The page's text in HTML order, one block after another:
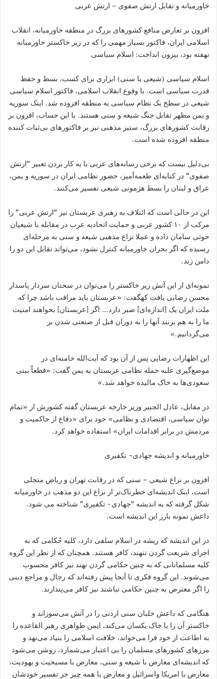
خاورمیانه و تقابل ارتش صفوی – ارتش عربی
افزون بر تعارض منافع کشورهای بزرگ در منطقه خاورمیانه، انقلاب
اسلامی ایران، فاکتور بسیار مهمی را که در زیر خاکستر خاورمیانه
نهفته بود، بیرون انداخت: اسلام سیاسی
اسلام سیاسی (شیعی یا سنی) ابزاری برای کسب، بسط و حفظ
قدرت سیاسی است. با وقوع انقلاب اسلامی، فاکتور اسلام سیاسی
شیعی در سطح یک نظام سیاسی به منطقه افزوده شد. اینک سوریه
و یمن مظهر تقابل جنگ شیعه و سنی هستند. با این حساب، افزون بر
رقابت کشورهای بزرگ، ستیز مذهبی نیز بر فاکتورهای بی‌ثبات کننده
منطقه افزوده شده است.
بی‌دلیل نیست که برخی رسانه‌های عربی با به کار بردن تعبیر “ارتش
صفوی” در کنایه‌ای طعمه‌آمیز، حضور نظامی ایران در سوریه و یمن،
عراق و لبنان را بسط هژمونی شیعی تفسیر می‌کنند.
این در حالی است که ائتلاف به رهبری عربستان نیز “ارتش عربی” را
مرکب از ۱۰ کشور عربی و حمایت اتحادیه عرب در مقابله با شیعیان
حوثی سامان داده و عملا نزاع مذهبی شیعه و سنی به مرحله‌ای
رسیده که اگر بحران خاورمیانه کنترل نشود، می‌تواند تقابل این دو را
دامن زند.
نمونه‌ای از این آتش زیر خاکستر را می‌توان در سخنان سردار پاسدار
محسن رضایی یافت کهگفت: «عربستان باید مراقب باشد چرا که
ملت ایران یک [اندازه‌ای] صبر دارد… اگر [عربستان] بخواهند امنیت
ما را به هم بزنند آنها را به دوران قبل از صنعتی شدن بر
می‌گردانیم.»
این اظهارات رضایی پس از آن بود که آیت‌الله خامنه‌ای در
موضع‌گیری علیه حمله نظامی عربستان به یمن گفت: «قطعاً بینی
سعودی‌ها به خاک مالیده خواهد شد.»
در مقابل، عادل الجبیر وزیر خارجه عربستان گفته کشورش از «تمام
توان سیاسی، اقتصادی و نظامی» خود برای «دفاع از حاکمیت و
مردمش در برابر اقدامات ایران» استفاده خواهد کرد.
خاورمیانه و اندیشه جهادی- تکفیری
افزون بر نزاع شیعی – سنی که در رقابت تهران و ریاض متجلی
است، اینک اندیشه‌ای خطرناک‌تر از نزاع این دو مذهب در خاورمیانه
شکل گرفته که به اندیشه “جهادی- تکفیری” شناخته می شود.
داعش نمونه بارز این اندیشه است.
در این اندیشه که ریشه در اسلام سلفی دارد، کلیه حُکامی که به
اجرای شریعت گردن ننهند، کافر هستند. همچنان که از نظر این گروه
کلیه مسلمانانی که به چنین حکامی گردن نهند نیز کافر محسوب
می‌شوند. این گروه فکری تا آنجا پیش رفته‌اند که رجال و مراجع دینی
را اگر معترض به چنین حکامی نباشند نیز کافر می‌پندارند.
هنگامی که داعش خلبان سنی اردنی را در آتش می‌سوزاند و
خاکستر آن را با خاک یکسان می‌کند، ایمن ظواهری رهبر القاعده را
به اطاعت از خود فرا می‌خواند، خلافت اسلامی را بنیاد می‌نهد و
مرزهای کشورهای مسلمان را بی اعتبار می‌شمارد، روشن می‌شود
که اندیشه‌ای معارض با شیعه و سنی، معارض با مسیحیت و یهودیت،
معارض با امریکا واسرائیل و معارض با همه چیز جز تفسیر خودشان